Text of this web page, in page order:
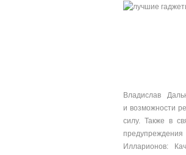
Владислав
и возможности
силу. Также в
Илларионов: